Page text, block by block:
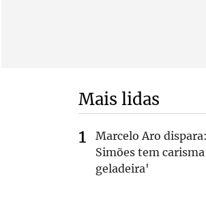
Mais lidas
Marcelo Aro
Simões tem carisma
geladeira'